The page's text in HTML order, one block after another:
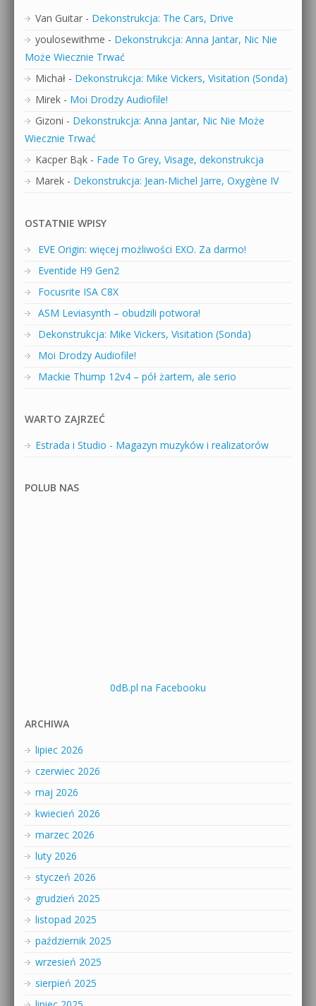
Van Guitar - Dekonstrukcja: The Cars, Drive
youlosewithme - Dekonstrukcja: Anna Jantar, Nic Nie
Może Wiecznie Trwać
Michał - Dekonstrukcja: Mike Vickers, Visitation (Sonda)
Mirek - Moi Drodzy Audiofile!
Gizoni - Dekonstrukcja: Anna Jantar, Nic Nie Może
Wiecznie Trwać
Kacper Bąk - Fade To Grey, Visage, dekonstrukcja
Marek - Dekonstrukcja: Jean-Michel Jarre, Oxygène IV
OSTATNIE WPISY
EVE Origin: więcej możliwości EXO. Za darmo!
Eventide H9 Gen2
Focusrite ISA C8X
ASM Leviasynth – obudzili potwora!
Dekonstrukcja: Mike Vickers, Visitation (Sonda)
Moi Drodzy Audiofile!
Mackie Thump 12v4 – pół żartem, ale serio
WARTO ZAJRZEĆ
Estrada i Studio - Magazyn muzyków i realizatorów
POLUB NAS
0dB.pl na Facebooku
ARCHIWA
lipiec 2026
czerwiec 2026
maj 2026
kwiecień 2026
marzec 2026
luty 2026
styczeń 2026
grudzień 2025
listopad 2025
październik 2025
wrzesień 2025
sierpień 2025